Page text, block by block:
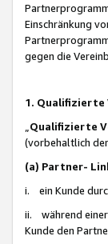
Einschränkung
gegen die
1. Qualifizierte
Qualifizierte
(vorbehaltlich
(a) Partner-
i. ein Kunde
ii. während einer
Kunde den